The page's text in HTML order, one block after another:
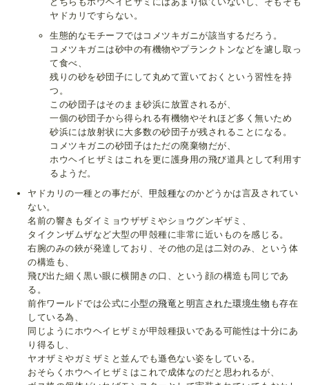
ヤドカリですらない。
生態的なモチーフではコメツキガニが該当するだろう。
コメツキガニは砂中の有機物やプランクトンなどを濾し取っ
て食べ、
残りの砂を砂団子にして丸めて置いておくという習性を持
つ。
この砂団子はそのまま砂浜に放置されるが、
一個の砂団子から得られる有機物やそれほど多く無いため
砂浜には放射状に大多数の砂団子が残されることになる。
コメツキガニの砂団子はただの廃棄物だが、
ホウヘイヒザミはこれを更に護身用の飛び道具として利用す
るようだ。
ヤドカリの一種との事だが、 甲殻種なのかどうかは言及されてい
ない。
名前の響きもダイミョウザザミやショウグンギザミ、
タイクンザムザなど大型の甲殻種に非常に近いものを感じる。
右腕のみの鋏が発達しており、その他の足は二対のみ、という体
の構造も、
飛び出た細く黒い眼に横開きの口、という顔の構造も同じであ
る。
前作ワールドでは公式に 小型の飛竜と明言された環境生物 も存在
している為、
同じようにホウヘイヒザミが甲殻種扱いである可能性は十分にあ
り得るし、
ヤオザミやガミザミと並んでも遜色ない姿をしている。
おそらくホウヘイヒザミはこれで成体なのだと思われるが、